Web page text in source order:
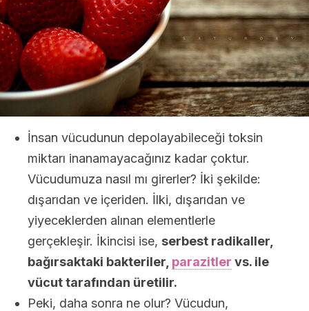
İnsan vücudunun depolayabileceği toksin
miktarı inanamayacağınız kadar çoktur.
Vücudumuza nasıl mı girerler? İki şekilde:
dışarıdan ve içeriden. İlki, dışarıdan ve
yiyeceklerden alınan elementlerle
gerçekleşir. İkincisi ise, serbest radikaller,
bağırsaktaki bakteriler, parazitler vs. ile
vücut tarafından üretilir.
Peki, daha sonra ne olur? Vücudun,